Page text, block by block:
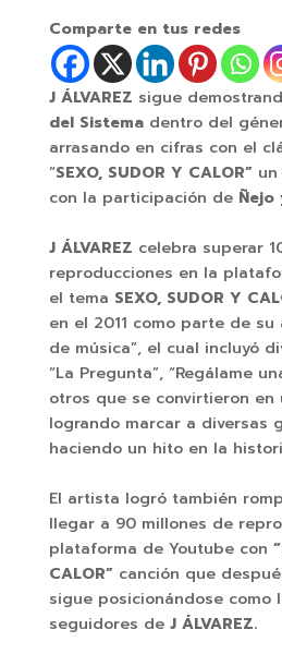
Comparte en tus redes
J ÁLVAREZ sigue
del Sistemadentro del
arrasando en cifras con el
“SEXO, SUDOR Y CALOR”
con la participación deÑejo
J ÁLVAREZ celebra superar
reproducciones en la
el tema SEXO, SUDOR Y
en el 2011 como parte de su
de música”, el cual incluyó
“La Pregunta”, “Regálame
otros que se convirtieron en
logrando marcar a diversas
haciendo un hito en la
El artista logró también
llegar a 90 millones de
plataforma de Youtube con
CALOR”canción que
sigue posicionándose como
seguidores deJ ÁLVAREZ.